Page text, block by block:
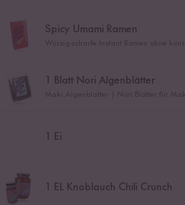
Spicy Umami Ramen
Blatt Nori Algenblätter
Ei
EL Knoblauch Chili Crunch